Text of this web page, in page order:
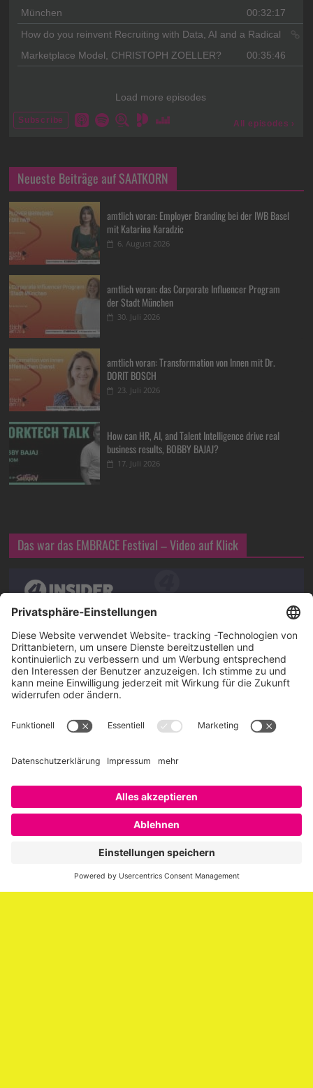
Neueste Beiträge auf SAATKORN
amtlich voran: Employer Branding bei der IWB Basel
mit Katarina Karadzic
6. August 2026
amtlich voran: das Corporate Influencer Program
der Stadt München
30. Juli 2026
amtlich voran: Transformation von Innen mit Dr.
DORIT BOSCH
23. Juli 2026
How can HR, AI, and Talent Intelligence drive real
business results, BOBBY BAJAJ?
17. Juli 2026
Das war das EMBRACE Festival – Video auf Klick
Über SAATKORN
SAATKORN ist der Blog von Gero Hesse. Seit 2009 schreibt
er über die Themen Employer Branding,